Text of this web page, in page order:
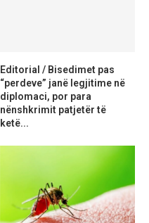
Editorial / Bisedimet pas
“perdeve” janë legjitime në
diplomaci, por para
nënshkrimit patjetër të
ketë...